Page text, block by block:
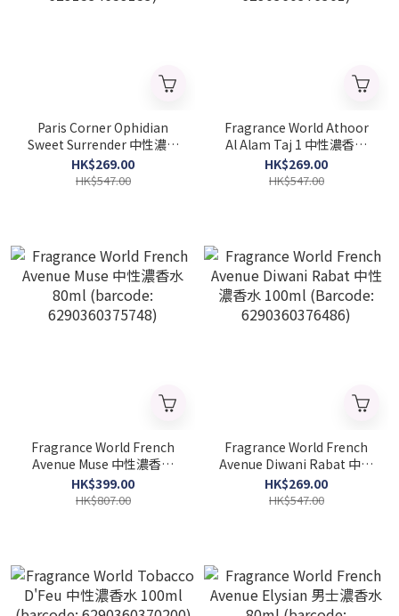
Paris Corner Ophidian
Sweet Surrender 中性濃香
水 100ml (barcode:
6291534659153)
HK$269.00
HK$547.00
Fragrance World Athoor
Al Alam Taj 1 中性濃香水
90ml (barcode:
6290360376301)
HK$269.00
HK$547.00
Fragrance World French
Avenue Muse 中性濃香水
80ml (barcode:
6290360375748)
HK$399.00
HK$807.00
Fragrance World French
Avenue Diwani Rabat 中性
濃香水 100ml (Barcode:
6290360376486)
HK$269.00
HK$547.00